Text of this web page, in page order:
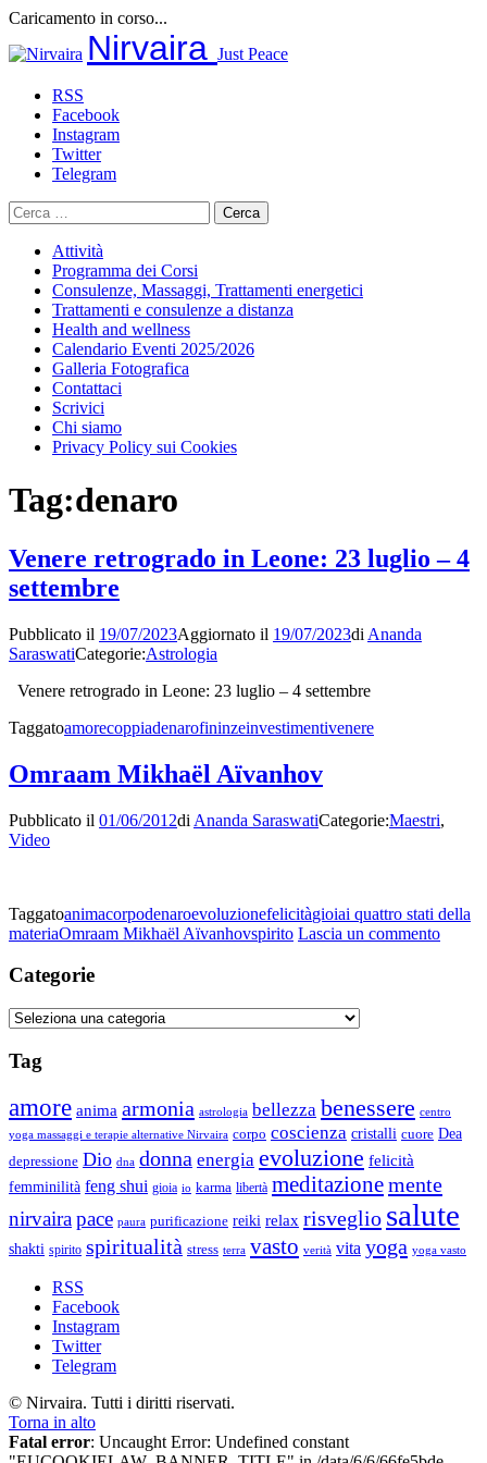
Caricamento in corso...
al
Nirvaira Just Peace
RSS
Facebook
Instagram
Twitter
Telegram
Ricerca
per:
Attività
Programma dei Corsi
Consulenze, Massaggi, Trattamenti energetici
Trattamenti e consulenze a distanza
Health and wellness
Calendario Eventi 2025/2026
Galleria Fotografica
Contattaci
Scrivici
Chi siamo
Privacy Policy sui Cookies
Tag:denaro
Venere retrogrado in Leone: 23 luglio – 4
settembre
Pubblicato il 19/07/2023Aggiornato il 19/07/2023di Ananda
SaraswatiCategorie:Astrologia
Venere retrogrado in Leone: 23 luglio – 4 settembre
Taggatoamorecoppiadenarofininzeinvestimentivenere
Omraam Mikhaël Aïvanhov
Pubblicato il 01/06/2012di Ananda SaraswatiCategorie:Maestri,
Video
Taggatoanimacorpodenaroevoluzionefelicitàgioiai quattro stati della
materiaOmraam Mikhaël Aïvanhovspirito Lascia un commentosu
Categorie
Categorie
Tag
amore anima armonia astrologia bellezza benessere centro
yoga massaggi e terapie alternative Nirvaira corpo coscienza cristalli cuore Dea
depressione Dio dna donna energia evoluzione felicità
femminilità feng shui gioia io karma libertà meditazionemente
nirvairapace paura purificazione reiki relax risveglio salute
shakti spirito spiritualità stress terra vasto verità vita yoga yoga vasto
RSS
Facebook
Instagram
Twitter
Telegram
© Nirvaira. Tutti i diritti riservati.
Torna in alto
Fatal error: Uncaught Error: Undefined constant